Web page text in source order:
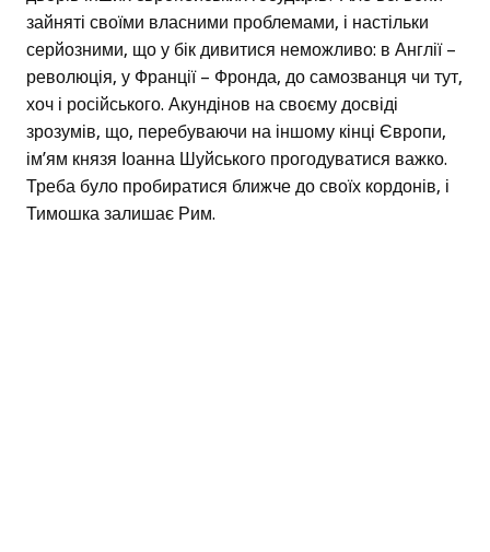
зайняті своїми власними проблемами, і настільки
серйозними, що у бік дивитися неможливо: в Англії –
революція, у Франції – Фронда, до самозванця чи тут,
хоч і російського. Акундінов на своєму досвіді
зрозумів, що, перебуваючи на іншому кінці Європи,
ім’ям князя Іоанна Шуйського прогодуватися важко.
Треба було пробиратися ближче до своїх кордонів, і
Тимошка залишає Рим.